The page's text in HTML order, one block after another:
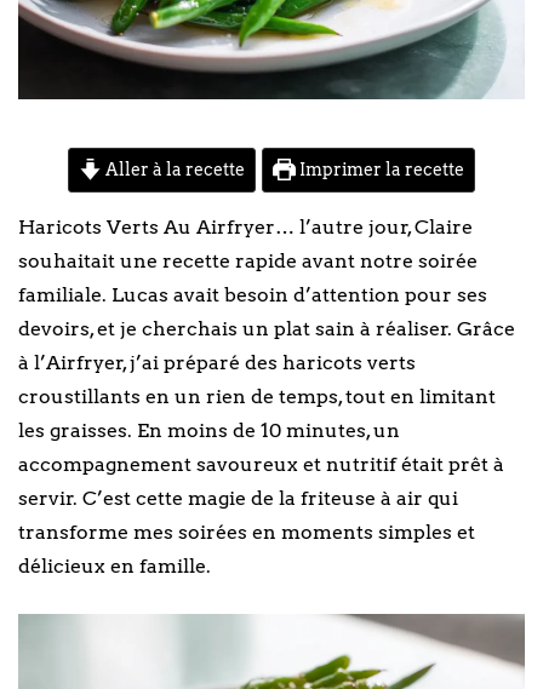
Aller à la recette Imprimer la recette
Haricots Verts Au Airfryer… l’autre jour, Claire
souhaitait une recette rapide avant notre soirée
familiale. Lucas avait besoin d’attention pour ses
devoirs, et je cherchais un plat sain à réaliser. Grâce
à l’Airfryer, j’ai préparé des haricots verts
croustillants en un rien de temps, tout en limitant
les graisses. En moins de 10 minutes, un
accompagnement savoureux et nutritif était prêt à
servir. C’est cette magie de la friteuse à air qui
transforme mes soirées en moments simples et
délicieux en famille.